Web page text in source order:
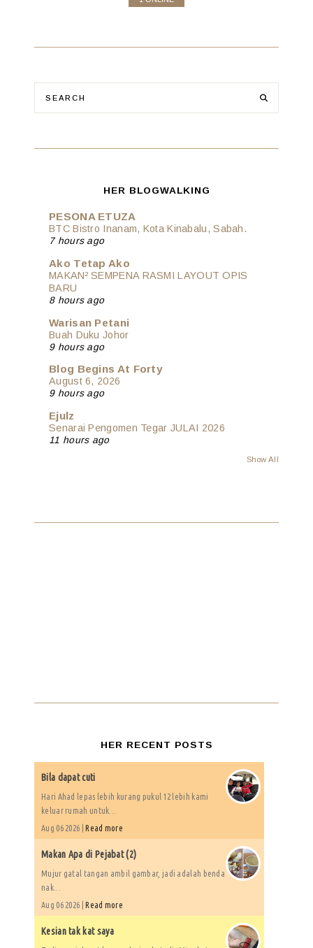
HER BLOGWALKING
PESONA ETUZA
BTC Bistro Inanam, Kota Kinabalu, Sabah.
7 hours ago
Ako Tetap Ako
MAKAN² SEMPENA RASMI LAYOUT OPIS
BARU
8 hours ago
Warisan Petani
Buah Duku Johor
9 hours ago
Blog Begins At Forty
August 6, 2026
9 hours ago
Ejulz
Senarai Pengomen Tegar JULAI 2026
11 hours ago
Show All
HER RECENT POSTS
Bila dapat cuti
Hari Ahad lepas lebih kurang pukul 12 lebih kami
keluar rumah untuk...
Aug 06 2026 |Read more
Makan Apa di Pejabat (2)
Mujur gatal tangan ambil gambar, jadi adalah benda
nak...
Aug 06 2026 |Read more
Kesian tak kat saya